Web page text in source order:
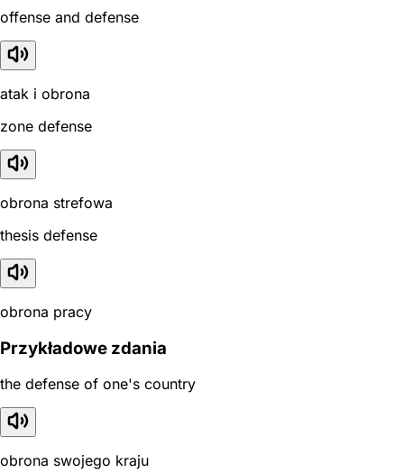
offense and defense
atak i obrona
zone defense
obrona strefowa
thesis defense
obrona pracy
Przykładowe zdania
the defense of one's country
obrona swojego kraju